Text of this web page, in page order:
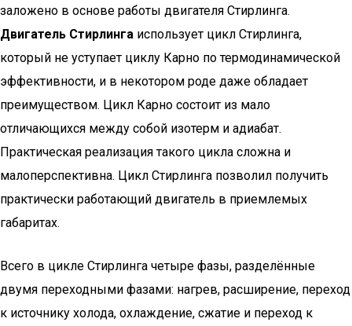
заложено в основе работы двигателя Стирлинга.
Двигатель Стирлинга использует цикл Стирлинга,
который не уступает циклу Карно по термодинамической
эффективности, и в некотором роде даже обладает
преимуществом. Цикл Карно состоит из мало
отличающихся между собой изотерм и адиабат.
Практическая реализация такого цикла сложна и
малоперспективна. Цикл Стирлинга позволил получить
практически работающий двигатель в приемлемых
габаритах.
Всего в цикле Стирлинга четыре фазы, разделённые
двумя переходными фазами: нагрев, расширение, переход
к источнику холода, охлаждение, сжатие и переход к